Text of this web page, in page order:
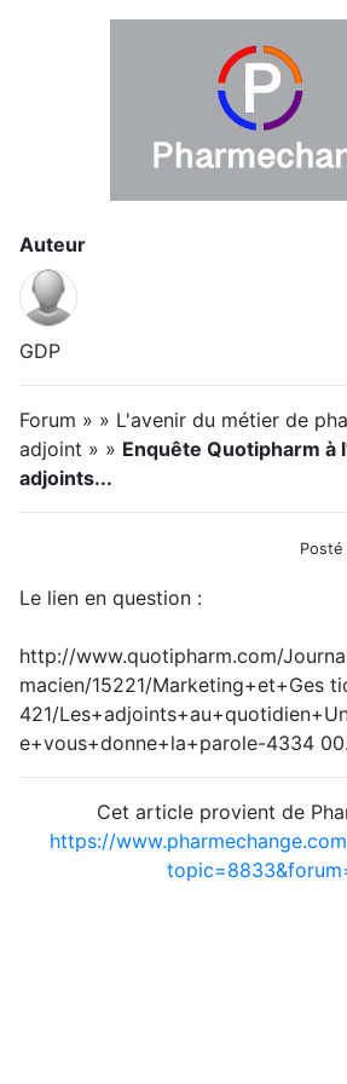
Auteur
GDP
Forum » » L'avenir du métier de
adjoint » » Enquête Quotipharm à
adjoints...
Posté
Le lien en question :
http://www.quotipharm.com/
macien/15221/Marketing+et+Ges
421/
e+vous+donne+la+parole-4334
Cet article provient de
https://